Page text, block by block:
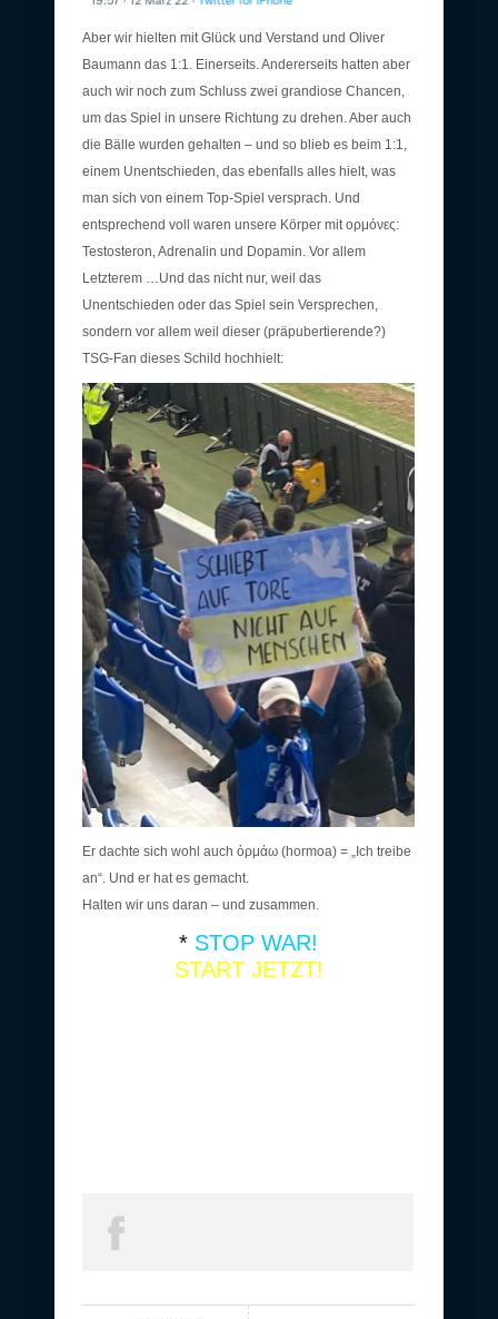
Aber wir hielten mit Glück und Verstand und Oliver
Baumann das 1:1. Einerseits. Andererseits hatten aber
auch wir noch zum Schluss zwei grandiose Chancen,
um das Spiel in unsere Richtung zu drehen. Aber auch
die Bälle wurden gehalten – und so blieb es beim 1:1,
einem Unentschieden, das ebenfalls alles hielt, was
man sich von einem Top-Spiel versprach. Und
entsprechend voll waren unsere Körper mit ορμόνες:
Testosteron, Adrenalin und Dopamin. Vor allem
Letzterem …Und das nicht nur, weil das
Unentschieden oder das Spiel sein Versprechen,
sondern vor allem weil dieser (präpubertierende?)
TSG-Fan dieses Schild hochhielt:
Er dachte sich wohl auch ὁρμάω (hormoa) = „Ich treibe
an“. Und er hat es gemacht.
Halten wir uns daran – und zusammen.
* STOP WAR!
START JETZT!